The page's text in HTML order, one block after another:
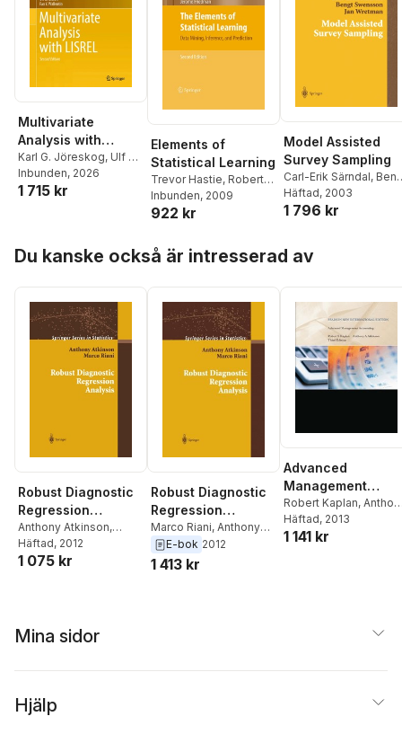
Multivariate
Analysis with
LISREL
Karl G. Jöreskog, Ulf H.
Olsson,Fan Y. Wallentin
Inbunden, 2026
1 715 kr
Elements of
Statistical Learning
Trevor Hastie, Robert
Tibshirani ,Jerome
Friedman
Inbunden, 2009
922 kr
Model Assisted
Survey Sampling
Carl-Erik Särndal,
Swensson,Jan
Wretman
Häftad, 2003
1 796 kr
Du kanske också är intresserad av
Robust Diagnostic
Regression
Analysis
Anthony Atkinson,
Marco Riani
Häftad, 2012
1 075 kr
Robust Diagnostic
Regression
Analysis
Marco Riani, Anthony
Atkinson
E-bok 2012
1 413 kr
Advanced
Management
Accounting
Robert Kaplan,
Atkinson
Häftad, 2013
1 141 kr
Mina sidor
Hjälp